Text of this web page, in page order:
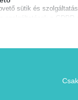
munkanap alatt
sütik és
szolgáltatások a
szükséges a